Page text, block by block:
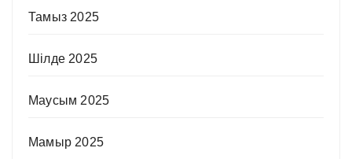
Тамыз 2025
Шілде 2025
Маусым 2025
Мамыр 2025